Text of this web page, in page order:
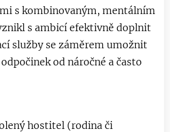
s kombinovaným, mentálním
s ambicí efektivně doplnit
služby se záměrem umožnit
od náročné a často
hostitel (rodina či